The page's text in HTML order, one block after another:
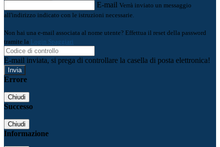
E-mail Verrà inviato un messaggio
all'indirizzo indicato con le istruzioni necessarie.
Non hai una e-mail associata al nome utente? Effettua il reset della password
tramite la Login Spaggiari
E-mail inviata, si prega di controllare la casella di posta elettronica!
Errore
Chiudi
Successo
Chiudi
Informazione